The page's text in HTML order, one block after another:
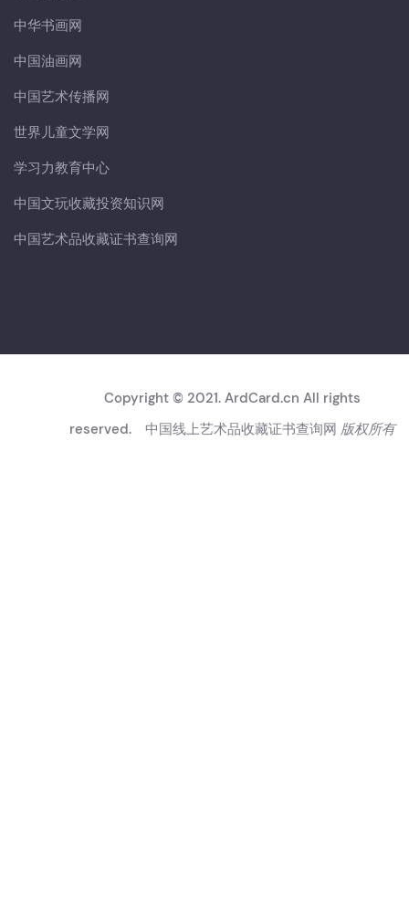
中华书画网
中国油画网
中国艺术传播网
世界儿童文学网
学习力教育中心
中国文玩收藏投资知识网
中国艺术品收藏证书查询网
Copyright © 2021. ArdCard.cn All rights
reserved. 中国线上艺术品收藏证书查询网 版权所有